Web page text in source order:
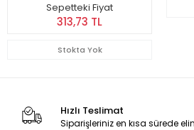
Sepetteki Fiyat
313,73 TL
Stokta Yok
Hızlı Teslimat
Siparişleriniz en kısa sürede